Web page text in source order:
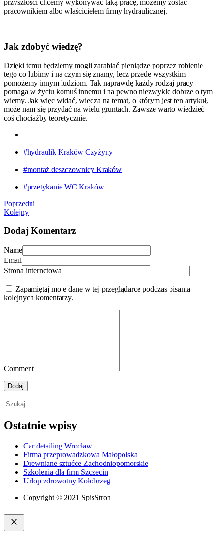
przyszłości chcemy wykonywać taką pracę, możemy zostać
pracownikiem albo właścicielem firmy hydraulicznej.
Jak zdobyć wiedzę?
Dzięki temu będziemy mogli zarabiać pieniądze poprzez robienie
tego co lubimy i na czym się znamy, lecz przede wszystkim
pomożemy innym ludziom. Tak naprawdę każdy rodzaj pracy
pomaga w życiu komuś innemu i na pewno niezwykle dobrze o tym
wiemy. Jak więc widać, wiedza na temat, o którym jest ten artykuł,
może nam się przydać na wielu gruntach. Zawsze warto wiedzieć
coś chociażby teoretycznie.
#hydraulik Kraków Czyżyny
#montaż deszczownicy Kraków
#przetykanie WC Kraków
Poprzedni
Kolejny
Dodaj Komentarz
Name
Email
Strona internetowa
Zapamiętaj moje dane w tej przeglądarce podczas pisania
kolejnych komentarzy.
Comment
Ostatnie wpisy
Car detailing Wrocław
Firma przeprowadzkowa Małopolska
Drewniane sztućce Zachodniopomorskie
Szkolenia dla firm Szczecin
Urlop zdrowotny Kołobrzeg
Copyright © 2021 SpisStron